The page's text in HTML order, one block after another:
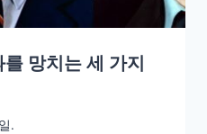
망치는 세 가지
.